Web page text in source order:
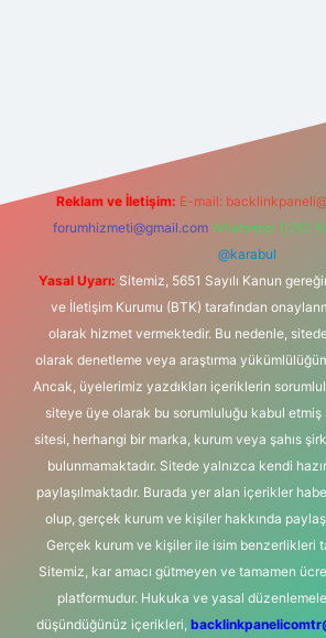
Reklam ve İletişim: E-mail:
forumhizmeti@gmail.com Whatsapp: 0262
@karabul
Yasal Uyarı: Sitemiz, 5651 Sayılı Kanun
ve İletişim Kurumu (BTK) tarafından
olarak hizmet vermektedir. Bu nedenle,
olarak denetleme veya araştırma
Ancak, üyelerimiz yazdıkları içeriklerin
siteye üye olarak bu sorumluluğu kabul etmiş
sitesi, herhangi bir marka, kurum veya şahıs
bulunmamaktadır. Sitede yalnızca kendi
paylaşılmaktadır. Burada yer alan içerikler
olup, gerçek kurum ve kişiler hakkında
Gerçek kurum ve kişiler ile isim benzerlikleri
Sitemiz, kar amacı gütmeyen ve tamamen
platformudur. Hukuka ve yasal
düşündüğünüz içerikleri,